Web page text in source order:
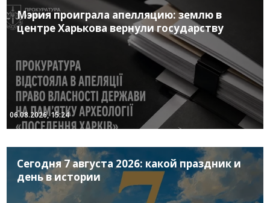
Мэрия проиграла апелляцию: землю в
центре Харькова вернули государству
06.08.2026, 15:24
Сегодня 7 августа 2026: какой праздник и
день в истории